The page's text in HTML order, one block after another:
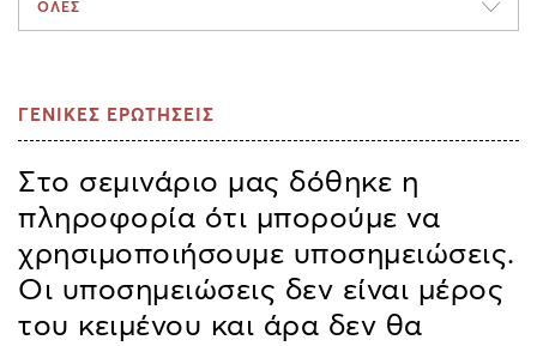
ΟΛΕΣ
ΓΕΝΙΚΕΣ ΕΡΩΤΗΣΕΙΣ
Στο σεμινάριο μας δόθηκε η
πληροφορία ότι μπορούμε να
χρησιμοποιήσουμε υποσημειώσεις.
Οι υποσημειώσεις δεν είναι μέρος
του κειμένου και άρα δεν θα